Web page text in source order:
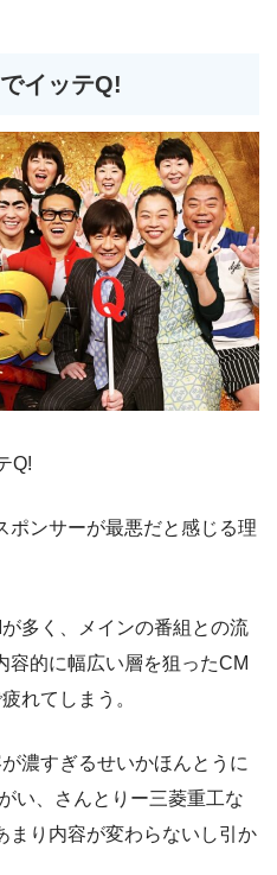
イッテQ!
Q!
ポンサーが最悪だと感じる理
多く、メインの番組との流
容的に幅広い層を狙ったCM
れてしまう。
濃すぎるせいかほんとうに
い、さんとりー三菱重工な
まり内容が変わらないし引か